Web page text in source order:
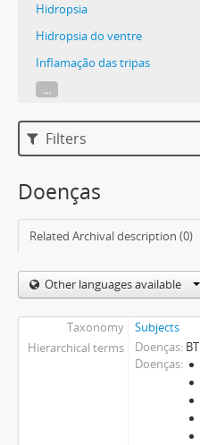
Hidropsia
Hidropsia do ventre
Inflamação das tripas
...
Filters
Doenças
Related Archival description (0)
Other languages available
Taxonomy
Subjects
Hierarchical terms
Doenças BT
Doenças